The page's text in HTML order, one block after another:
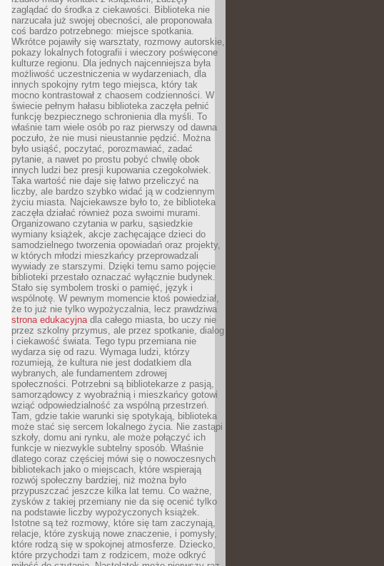
zaglądać do środka z ciekawości. Biblioteka nie
narzucała już swojej obecności, ale proponowała
coś bardzo potrzebnego: miejsce spotkania.
Wkrótce pojawiły się warsztaty, rozmowy autorskie,
pokazy lokalnych fotografii i wieczory poświęcone
kulturze regionu. Dla jednych najcenniejsza była
możliwość uczestniczenia w wydarzeniach, dla
innych spokojny rytm tego miejsca, który tak
mocno kontrastował z chaosem codzienności. W
świecie pełnym hałasu biblioteka zaczęła pełnić
funkcję bezpiecznego schronienia dla myśli. To
właśnie tam wiele osób po raz pierwszy od dawna
poczuło, że nie musi nieustannie pędzić. Można
było usiąść, poczytać, porozmawiać, zadać
pytanie, a nawet po prostu pobyć chwilę obok
innych ludzi bez presji kupowania czegokolwiek.
Taka wartość nie daje się łatwo przeliczyć na
liczby, ale bardzo szybko widać ją w codziennym
życiu miasta. Najciekawsze było to, że biblioteka
zaczęła działać również poza swoimi murami.
Organizowano czytania w parku, sąsiedzkie
wymiany książek, akcje zachęcające dzieci do
samodzielnego tworzenia opowiadań oraz projekty,
w których młodzi mieszkańcy przeprowadzali
wywiady ze starszymi. Dzięki temu samo pojęcie
biblioteki przestało oznaczać wyłącznie budynek.
Stało się symbolem troski o pamięć, język i
wspólnotę. W pewnym momencie ktoś powiedział,
że to już nie tylko wypożyczalnia, lecz prawdziwa
strona edukacyjnadla całego miasta, bo uczy nie
przez szkolny przymus, ale przez spotkanie, dialog
i ciekawość świata. Tego typu przemiana nie
wydarza się od razu. Wymaga ludzi, którzy
rozumieją, że kultura nie jest dodatkiem dla
wybranych, ale fundamentem zdrowej
społeczności. Potrzebni są bibliotekarze z pasją,
samorządowcy z wyobraźnią i mieszkańcy gotowi
wziąć odpowiedzialność za wspólną przestrzeń.
Tam, gdzie takie warunki się spotykają, biblioteka
może stać się sercem lokalnego życia. Nie zastąpi
szkoły, domu ani rynku, ale może połączyć ich
funkcje w niezwykle subtelny sposób. Właśnie
dlatego coraz częściej mówi się o nowoczesnych
bibliotekach jako o miejscach, które wspierają
rozwój społeczny bardziej, niż można było
przypuszczać jeszcze kilka lat temu. Co ważne,
zysków z takiej przemiany nie da się ocenić tylko
na podstawie liczby wypożyczonych książek.
Istotne są też rozmowy, które się tam zaczynają,
relacje, które zyskują nowe znaczenie, i pomysły,
które rodzą się w spokojnej atmosferze. Dziecko,
które przychodzi tam z rodzicem, może odkryć